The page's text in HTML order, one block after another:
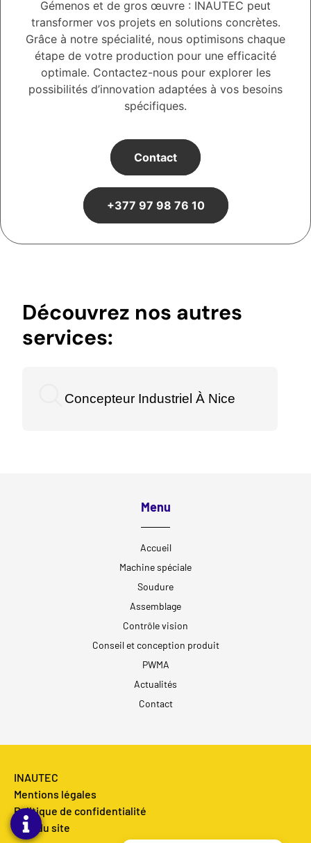
Gémenos et de gros œuvre : INAUTEC peut
transformer vos projets en solutions concrètes.
Grâce à notre spécialité, nous optimisons chaque
étape de votre production pour une efficacité
optimale. Contactez-nous pour explorer les
possibilités d’innovation adaptées à vos besoins
spécifiques.
Contact
+377 97 98 76 10
Découvrez nos autres
services:
Concepteur Industriel À Nice
Menu
Accueil
Machine spéciale
Soudure
Assemblage
Contrôle vision
Conseil et conception produit
PWMA
Actualités
Contact
INAUTEC
Mentions légales
Politique de confidentialité
Plan du site